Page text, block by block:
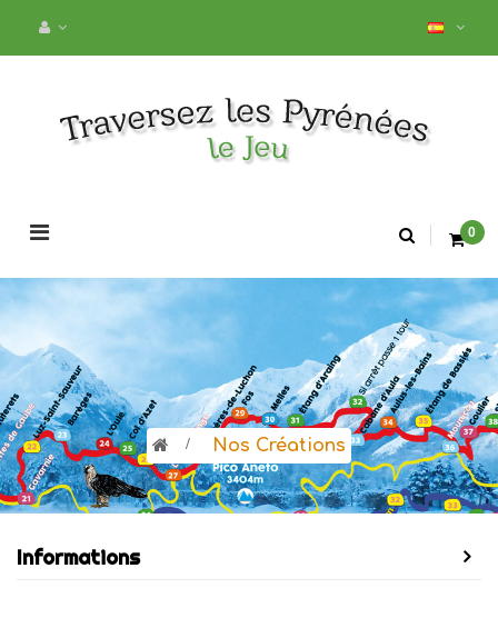
Navegación
palanca
0
> Nos Créations
Informations